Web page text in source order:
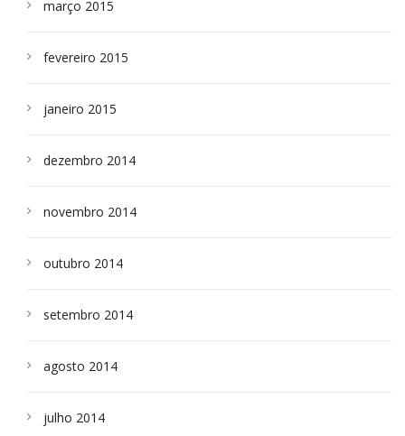
março 2015
fevereiro 2015
janeiro 2015
dezembro 2014
novembro 2014
outubro 2014
setembro 2014
agosto 2014
julho 2014